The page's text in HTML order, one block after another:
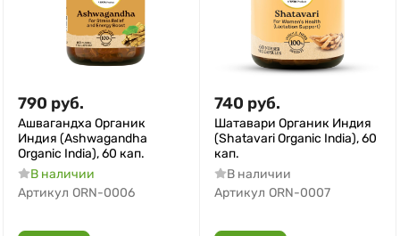
790 руб.
Ашвагандха Органик
Индия (Ashwagandha
Organic India), 60 кап.
В наличии
Артикул ORN-0006
740 руб.
Шатавари Органик Индия
(Shatavari Organic India), 60
кап.
В наличии
Артикул ORN-0007